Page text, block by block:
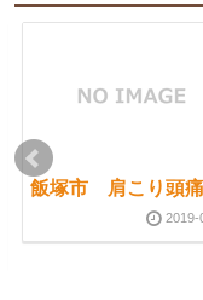
飯塚市 肩こり頭痛
2019-